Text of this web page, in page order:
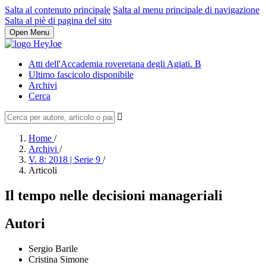
Salta al contenuto principale Salta al menu principale di navigazione
Salta al piè di pagina del sito
Open Menu
Atti dell'Accademia roveretana degli Agiati. B
Ultimo fascicolo disponibile
Archivi
Cerca
Home /
Archivi /
V. 8: 2018 | Serie 9 /
Articoli
Il tempo nelle decisioni manageriali
Autori
Sergio Barile
Cristina Simone